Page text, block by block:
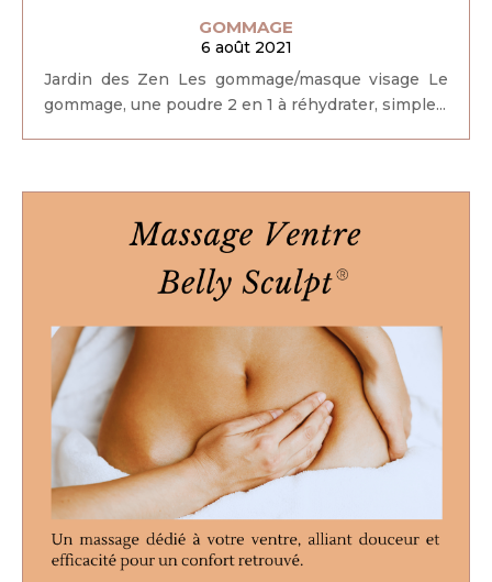
GOMMAGE
6 août 2021
Jardin des Zen Les gommage/masque visage Le
gommage, une poudre 2 en 1 à réhydrater, simple...